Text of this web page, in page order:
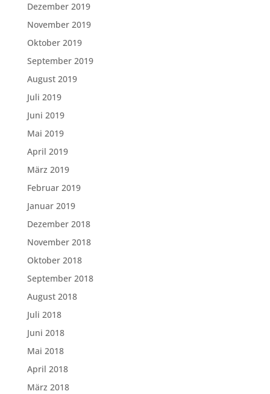
Dezember 2019
November 2019
Oktober 2019
September 2019
August 2019
Juli 2019
Juni 2019
Mai 2019
April 2019
März 2019
Februar 2019
Januar 2019
Dezember 2018
November 2018
Oktober 2018
September 2018
August 2018
Juli 2018
Juni 2018
Mai 2018
April 2018
März 2018